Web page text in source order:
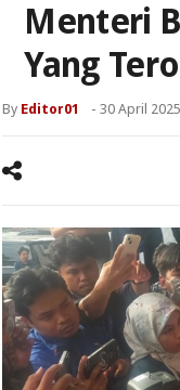
Menteri
Yang
By Editor01 -30 April 2025